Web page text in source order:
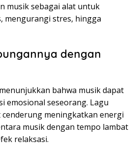
musik sebagai alat untuk
mengurangi stres, hingga
dengan
bahwa musik dapat
emosional seseorang. Lagu
meningkatkan energi
musik dengan tempo lambat
relaksasi.